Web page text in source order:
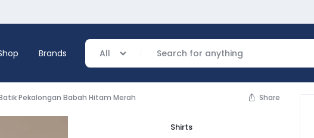
Brands All
Pekalongan Babah Hitam Merah Share
Shirts